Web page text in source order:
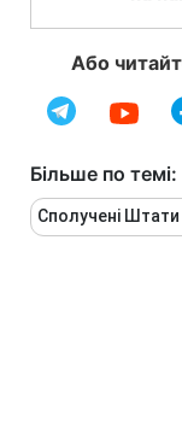
Або
Більше по темі:
Сполучені